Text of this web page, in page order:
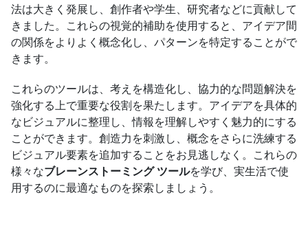
法は大きく発展し、創作者や学生、研究者などに貢献して
きました。これらの視覚的補助を使用すると、アイデア間
の関係をよりよく概念化し、パターンを特定することがで
きます。
これらのツールは、考えを構造化し、協力的な問題解決を
強化する上で重要な役割を果たします。アイデアを具体的
なビジュアルに整理し、情報を理解しやすく魅力的にする
ことができます。創造力を刺激し、概念をさらに洗練する
ビジュアル要素を追加することをお見逃しなく。これらの
様々なブレーンストーミング ツールを学び、実生活で使
用するのに最適なものを探索しましょう。